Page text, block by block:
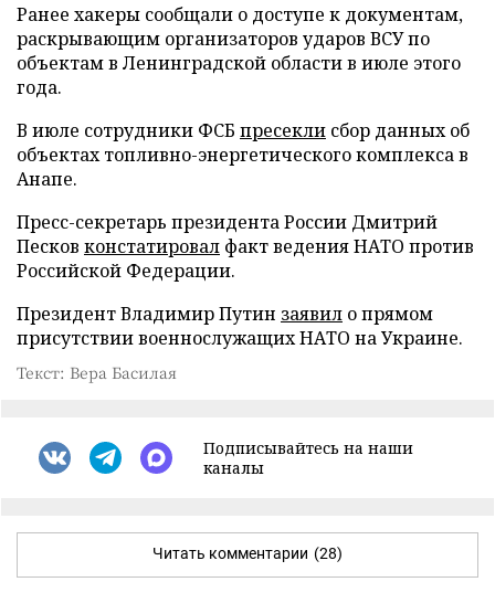
Ранее хакеры сообщали о доступе к документам,
раскрывающим организаторов ударов ВСУ по
объектам в Ленинградской области в июле этого
года.
В июле сотрудники ФСБ пресекли сбор данных об
объектах топливно-энергетического комплекса в
Анапе.
Пресс-секретарь президента России Дмитрий
Песков констатировал факт ведения НАТО против
Российской Федерации.
Президент Владимир Путин заявил о прямом
присутствии военнослужащих НАТО на Украине.
Текст: Вера Басилая
Подписывайтесь на наши
каналы
Читать комментарии (28)